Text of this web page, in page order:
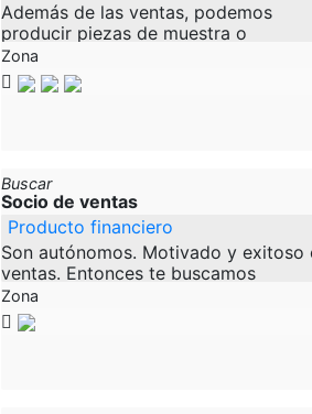
Además de las ventas, podemos
producir piezas de muestra o
decoración para usted en el área de
madera. Estos son los puntos más
importantes de un vistazo:
Zona
Buscar
Socio de ventas
Producto financiero
Son autónomos. Motivado y exitoso
ventas. Entonces te buscamos
exactamente. Nuestro producto es un
Zona